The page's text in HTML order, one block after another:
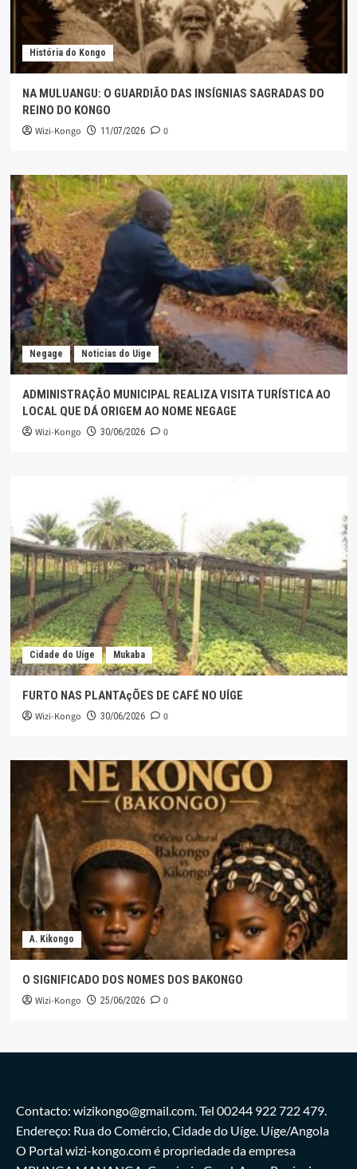
História do Kongo
NA MULUANGU: O GUARDIÃO DAS INSÍGNIAS SAGRADAS DO
REINO DO KONGO
Wizi-Kongo 11/07/2026 0
Negage Noticias do Uige
ADMINISTRAÇÃO MUNICIPAL REALIZA VISITA TURÍSTICA AO
LOCAL QUE DÁ ORIGEM AO NOME NEGAGE
Wizi-Kongo 30/06/2026 0
Cidade do Uíge Mukaba
FURTO NAS PLANTAçÕES DE CAFÉ NO UÍGE
Wizi-Kongo 30/06/2026 0
A. Kikongo
O SIGNIFICADO DOS NOMES DOS BAKONGO
Wizi-Kongo 25/06/2026 0
Contacto: wizikongo@gmail.com. Tel 00244 922 722 479.
Endereço: Rua do Comércio, Cidade do Uíge. Uíge/Angola
O Portal wizi-kongo.com é propriedade da empresa